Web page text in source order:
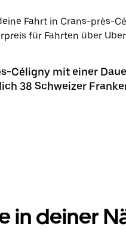
Fahrt in Crans-près-
für Fahrten über
Céligny mit einer
38 Schweizer
in deiner